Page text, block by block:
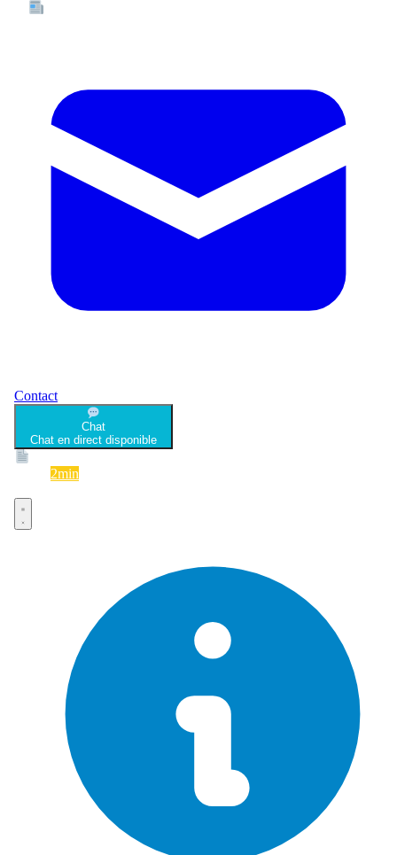
Contact
Chat
Chat en direct disponible
2min